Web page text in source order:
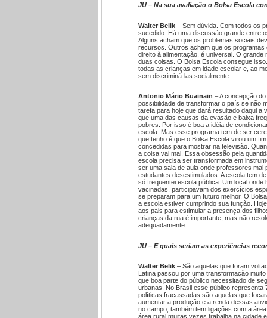
JU – Na sua avaliação o Bolsa Escola
Walter Belik– Sem dúvida. Com todos os
sucedido. Há uma discussão grande entre
Alguns acham que os problemas sociais
recursos. Outros acham que os
direito à alimentação, é universal. O
duas coisas. O Bolsa Escola consegue
todas as crianças em idade escolar e, ao
sem discriminá-las socialmente.
Antonio Mário Buainain – A concepção
possibilidade de transformar o país se não
tarefa para hoje que dará resultado daqui a
que uma das causas da evasão e baixa
pobres. Por isso é boa a idéia de
escola. Mas esse programa tem de ser
que tenho é que o Bolsa Escola virou um
concedidas para mostrar na televisão.
a coisa vai mal. Essa obsessão pela
escola precisa ser transformada em
ser uma sala de aula onde professores
estudantes desestimulados. A escola tem
só freqüentei escola pública. Um local
vacinadas, participavam dos exercícios
se preparam para um futuro melhor. O
a escola estiver cumprindo sua função.
aos pais para estimular a presença dos
crianças da rua é importante, mas não
adequadamente.
JU – E quais seriam as experiências
Walter Belik– São aquelas que foram
Latina passou por uma transformação
que boa parte do público necessitado de
urbanas. No Brasil esse público
políticas fracassadas são aquelas que
aumentar a produção e a renda dessas
no campo, também tem ligações com a
área rural muitas vezes trabalha na cidade